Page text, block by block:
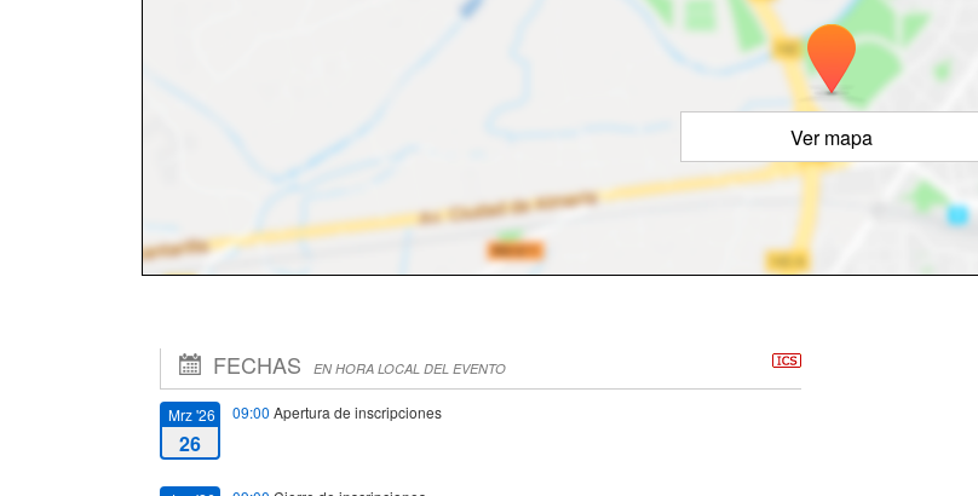
Ver mapa
FECHAS EN HORA LOCAL DEL EVENTO
Mrz '26
26
09:00 Apertura de inscripciones